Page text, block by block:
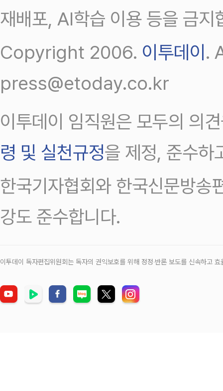
재배포, AI학습 이용 등을 금지
Copyright 2006. 이투데이 .
press@etoday.co.kr
이투데이 임직원은 모두의 의
령 및 실천규정을 제정, 준수하
한국기자협회와 한국신문방송
강도 준수합니다.
이투데이 독자편집위원회는 독자의 권익보호를 위해 정정‧반론 보도를 신속하고